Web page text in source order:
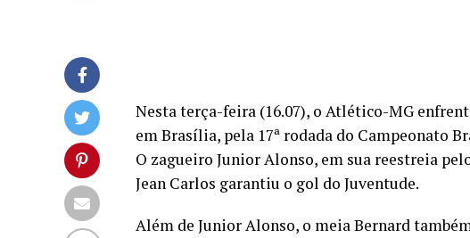
Nesta terça-feira (16.07), o Atlético-MG
em Brasília, pela 17ª rodada do Campeonato
O zagueiro Junior Alonso, em sua reestreia
Jean Carlos garantiu o gol do Juventude.
Além de Junior Alonso, o meia Bernard